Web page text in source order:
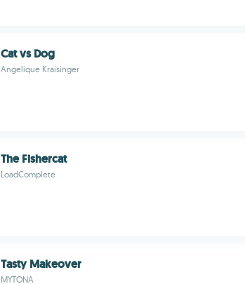
Cat vs Dog
Angelique Kraisinger
The Fishercat
LoadComplete
Tasty Makeover
MYTONA